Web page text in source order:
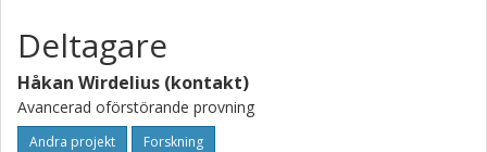
Deltagare
Håkan Wirdelius (kontakt)
Avancerad oförstörande provning
Andra projekt Forskning